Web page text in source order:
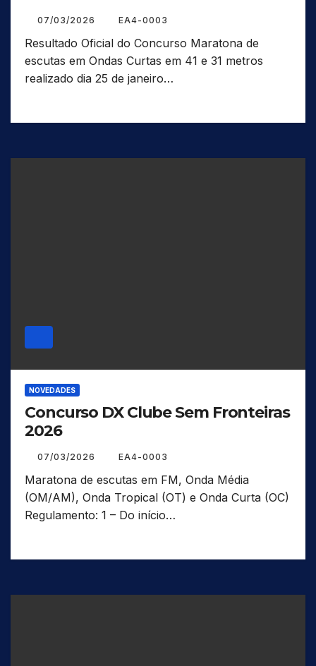
07/03/2026 EA4-0003
Resultado Oficial do Concurso Maratona de
escutas em Ondas Curtas em 41 e 31 metros
realizado dia 25 de janeiro…
NOVEDADES
Concurso DX Clube Sem Fronteiras
2026
07/03/2026 EA4-0003
Maratona de escutas em FM, Onda Média
(OM/AM), Onda Tropical (OT) e Onda Curta (OC)
Regulamento: 1 – Do início…